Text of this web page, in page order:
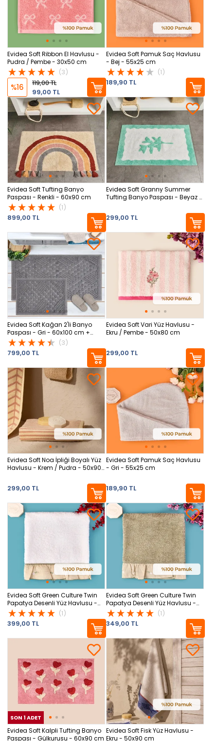
Evidea Soft Ribbon El Havlusu -
Pudra / Pembe - 30x50 cm
(3)
%16
119,00 TL
99,00 TL
Evidea Soft Pamuk Saç Havlusu
- Bej - 55x25 cm
(1)
189,90 TL
Evidea Soft Tufting Banyo
Paspası - Renkli - 60x90 cm
(1)
899,00 TL
Evidea Soft Granny Summer
Tufting Banyo Paspası - Beyaz -
299,00 TL
Evidea Soft Kağan 2'li Banyo
Paspası - Gri - 60x100 cm +
50x60 cm
(3)
799,00 TL
Evidea Soft Vari Yüz Havlusu -
Ekru / Pembe - 50x80 cm
299,00 TL
Evidea Soft Noa İpliği Boyalı Yüz
Havlusu - Krem / Pudra - 50x90
299,00 TL
Evidea Soft Pamuk Saç Havlusu
- Gri - 55x25 cm
189,90 TL
Evidea Soft Green Culture Twin
Papatya Desenli Yüz Havlusu -
Ekru - 50x90 cm (1)
399,00 TL
Evidea Soft Green Culture Twin
Papatya Desenli Yüz Havlusu -
Yeşil - 50x90 cm (1)
349,00 TL
SON 1 ADET SON 1 ADET
Evidea Soft Kalpli Tufting Banyo
Paspası - Gülkurusu - 60x90 cm
Evidea Soft Fisk Yüz Havlusu -
Ekru - 50x90 cm